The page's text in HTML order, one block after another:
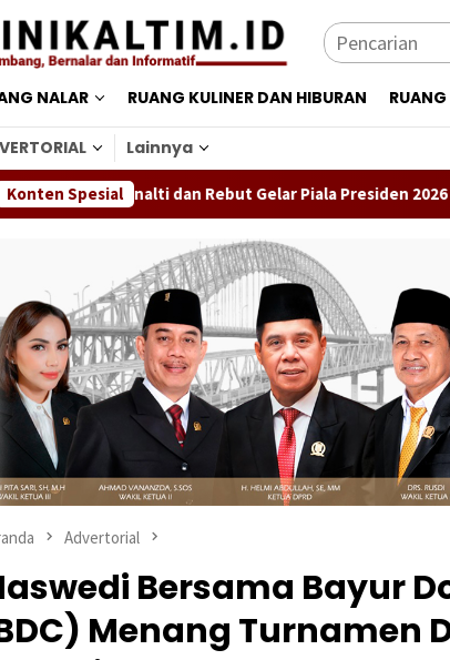
NALAR RUANG KULINER DAN HIBURAN
Lainnya
Konten Spesial
dan Rebut Gelar Piala Presiden 2026
Advertorial
Bersama Bayur
Menang Turnamen